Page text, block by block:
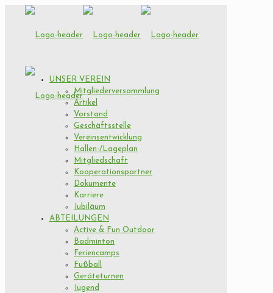
UNSER VEREIN
Mitgliederversammlung
Artikel
Vorstand
Geschäftsstelle
Vereinsentwicklung
Hallen-/Lageplan
Mitgliedschaft
Kooperationspartner
Dokumente
Karriere
Jubiläum
ABTEILUNGEN
Active & Fun Outdoor
Badminton
Feriencamps
Fußball
Geräteturnen
Jugend